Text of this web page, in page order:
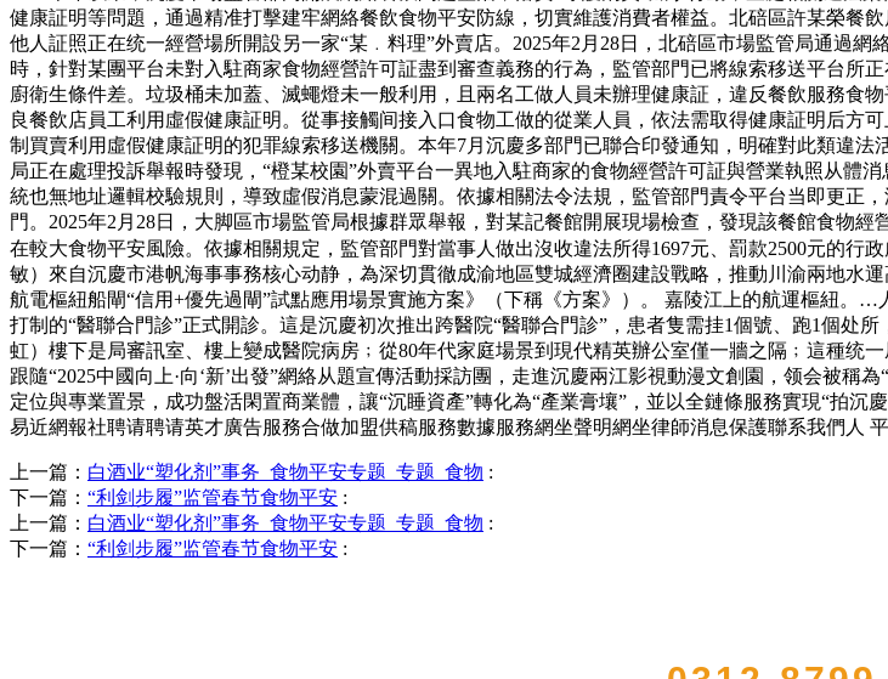
健康証明等問題，通過精准打擊建牢網絡餐飲食物平安防線，切實維護消費者權益。北碚區許某榮餐
他人証照正在统一經營場所開設另一家“某﹒料理”外賣店。2025年2月28日，北碚區市場監管局通過
時，針對某團平台未對入駐商家食物經營許可証盡到審查義務的行為，監管部門已將線索移送平台所
廚衛生條件差。垃圾桶未加蓋、滅蠅燈未一般利用，且兩名工做人員未辦理健康証，違反餐飲服務食
良餐飲店員工利用虛假健康証明。從事接觸间接入口食物工做的從業人員，依法需取得健康証明后方
制買賣利用虛假健康証明的犯罪線索移送機關。本年7月沉慶多部門已聯合印發通知，明確對此類違
局正在處理投訴舉報時發現，“橙某校園”外賣平台一異地入駐商家的食物經營許可証與營業執照从體
統也無地址邏輯校驗規則，導致虛假消息蒙混過關。依據相關法令法規，監管部門責令平台当即更正
門。2025年2月28日，大脚區市場監管局根據群眾舉報，對某記餐館開展現場檢查，發現該餐館食物
在較大食物平安風險。依據相關規定，監管部門對當事人做出沒收違法所得1697元、罰款2500元的行
敏）來自沉慶市港帆海事事務核心动静，為深切貫徹成渝地區雙城經濟圈建設戰略，推動川渝兩地水
航電樞紐船閘“信用+優先過閘”試點應用場景實施方案》（下稱《方案》）。 嘉陵江上的航運樞紐。
打制的“醫聯合門診”正式開診。這是沉慶初次推出跨醫院“醫聯合門診”，患者隻需挂1個號、跑1個处
虹）樓下是局審訊室、樓上變成醫院病房﹔從80年代家庭場景到現代精英辦公室僅一牆之隔﹔這種统
跟隨“2025中國向上·向‘新’出發”網絡从題宣傳活動採訪團，走進沉慶兩江影視動漫文創園，领会被
定位與專業置景，成功盤活閑置商業體，讓“沉睡資產”轉化為“產業膏壤”，並以全鏈條服務實現“拍
易近網報社聘请聘请英才廣告服務合做加盟供稿服務數據服務網坐聲明網坐律師消息保護聯系我們人
上一篇： 白酒业“塑化剂”事务_食物平安专题_专题_食物 :
下一篇： “利剑步履”监管春节食物平安 :
上一篇： 白酒业“塑化剂”事务_食物平安专题_专题_食物 :
下一篇： “利剑步履”监管春节食物平安 :